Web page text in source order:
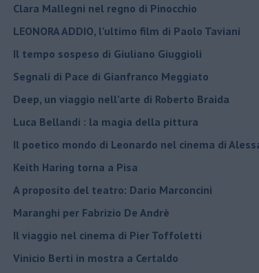
​Clara Mallegni nel regno di Pinocchio
​LEONORA ADDIO, l’ultimo film di Paolo Taviani
Il tempo sospeso di Giuliano Giuggioli
Segnali di Pace di Gianfranco Meggiato
​Deep, un viaggio nell’arte di Roberto Braida
​Luca Bellandi : la magia della pittura
​Il poetico mondo di Leonardo nel cinema di
​Keith Haring torna a Pisa
​A proposito del teatro: Dario Marconcini
Maranghi per Fabrizio De Andrè
​Il viaggio nel cinema di Pier Toffoletti
Vinicio Berti in mostra a Certaldo